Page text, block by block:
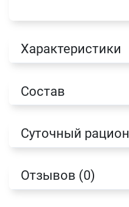
Характеристики
Состав
Суточный рацион
Отзывов (0)
Продолжить покупки